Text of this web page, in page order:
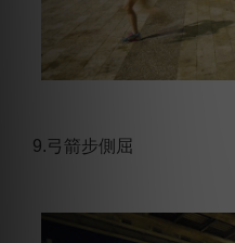
9.弓箭步側屈